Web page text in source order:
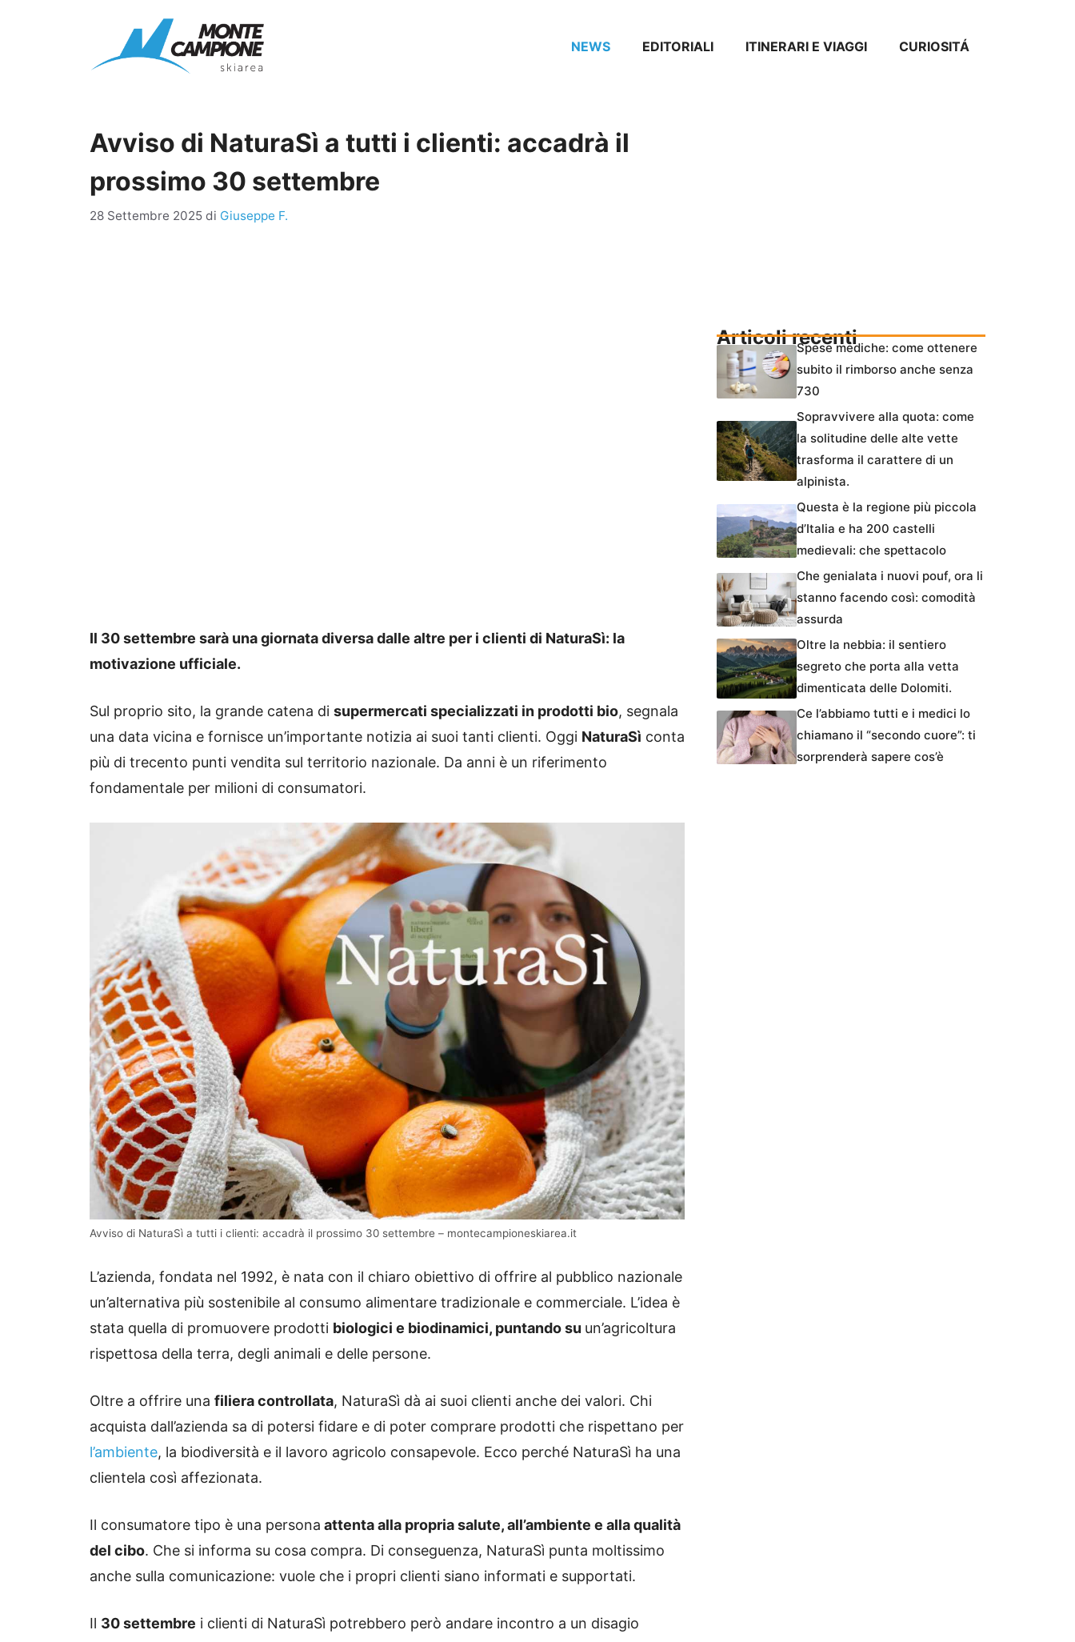
NEWS EDITORIALI ITINERARI E VIAGGI CURIOSITÁ
Avviso di NaturaSì a tutti i clienti: accadrà il
prossimo 30 settembre
28 Settembre 2025 di Giuseppe F.
Il 30 settembre sarà una giornata diversa dalle altre per i clienti di NaturaSì: la
motivazione ufficiale.
Sul proprio sito, la grande catena di supermercati specializzati in prodotti bio, segnala
una data vicina e fornisce un’importante notizia ai suoi tanti clienti. Oggi NaturaSì conta
più di trecento punti vendita sul territorio nazionale. Da anni è un riferimento
fondamentale per milioni di consumatori.
Avviso di NaturaSì a tutti i clienti: accadrà il prossimo 30 settembre – montecampioneskiarea.it
L’azienda, fondata nel 1992, è nata con il chiaro obiettivo di offrire al pubblico nazionale
un’alternativa più sostenibile al consumo alimentare tradizionale e commerciale. L’idea è
stata quella di promuovere prodotti biologici e biodinamici, puntando su un’agricoltura
rispettosa della terra, degli animali e delle persone.
Oltre a offrire una filiera controllata, NaturaSì dà ai suoi clienti anche dei valori. Chi
acquista dall’azienda sa di potersi fidare e di poter comprare prodotti che rispettano per
l’ambiente, la biodiversità e il lavoro agricolo consapevole. Ecco perché NaturaSì ha una
clientela così affezionata.
Il consumatore tipo è una persona attenta alla propria salute, all’ambiente e alla qualità
del cibo. Che si informa su cosa compra. Di conseguenza, NaturaSì punta moltissimo
anche sulla comunicazione: vuole che i propri clienti siano informati e supportati.
Il 30 settembre i clienti di NaturaSì potrebbero però andare incontro a un disagio
Articoli recentiSpese mediche: come ottenere
subito il rimborso anche senza
730
Sopravvivere alla quota: come
la solitudine delle alte vette
trasforma il carattere di un
alpinista.
Questa è la regione più piccola
d’Italia e ha 200 castelli
medievali: che spettacolo
Che genialata i nuovi pouf, ora li
stanno facendo così: comodità
assurda
Oltre la nebbia: il sentiero
segreto che porta alla vetta
dimenticata delle Dolomiti.
Ce l’abbiamo tutti e i medici lo
chiamano il “secondo cuore”: ti
sorprenderà sapere cos’è